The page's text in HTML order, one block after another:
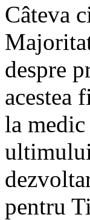
Câteva
despre
acestea
la
pentru